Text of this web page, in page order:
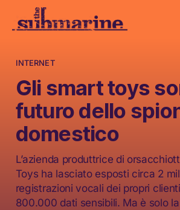
INTERNET
Gli smart toys
futuro dello
domestico
L’azienda produttrice di
Toys ha lasciato esposti circa 2
registrazioni vocali dei propri
800.000 dati sensibili. Ma è solo